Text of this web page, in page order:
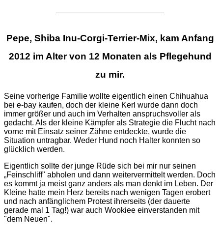
Pepe, Shiba Inu-Corgi-Terrier-Mix, kam Anfang
2012 im Alter von 12 Monaten als Pflegehund
zu mir.
Seine vorherige Familie wollte eigentlich einen Chihuahua
bei e-bay kaufen, doch der kleine Kerl wurde dann doch
immer größer und auch im Verhalten anspruchsvoller als
gedacht. Als der kleine Kämpfer als Strategie die Flucht nach
vorne mit Einsatz seiner Zähne entdeckte, wurde die
Situation untragbar. Weder Hund noch Halter konnten so
glücklich werden.
Eigentlich sollte der junge Rüde sich bei mir nur seinen
„Feinschliff" abholen und dann weitervermittelt werden. Doch
es kommt ja meist ganz anders als man denkt im Leben. Der
Kleine hatte mein Herz bereits nach wenigen Tagen erobert
und nach anfänglichem Protest ihrerseits (der dauerte
gerade mal 1 Tag!) war auch Wookiee einverstanden mit
"dem Neuen".